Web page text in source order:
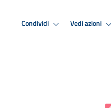
Condividi Vedi azioni